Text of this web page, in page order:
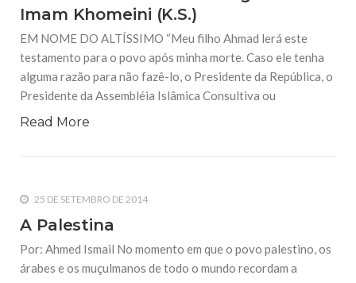
Imam Khomeini (K.S.)
EM NOME DO ALTÍSSIMO “Meu filho Ahmad lerá este
testamento para o povo após minha morte. Caso ele tenha
alguma razão para não fazê-lo, o Presidente da República, o
Presidente da Assembléia Islâmica Consultiva ou
Read More
25 DE SETEMBRO DE 2014
A Palestina
Por: Ahmed Ismail No momento em que o povo palestino, os
árabes e os muçulmanos de todo o mundo recordam a